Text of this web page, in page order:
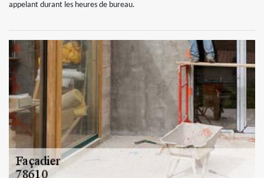
appelant durant les heures de bureau.